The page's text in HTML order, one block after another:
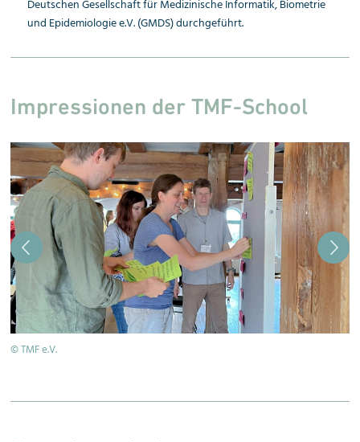
Deutschen Gesellschaft für Medi­zinische Informatik, Biometrie
und Epidemiologie e.V. (GMDS) durchgeführt.
Impressionen der TMF-School
© TMF e.V.